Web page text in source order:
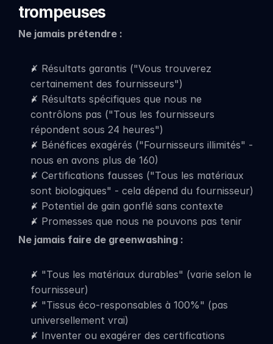
trompeuses
Ne jamais prétendre :
✗ Résultats garantis ("Vous trouverez
certainement des fournisseurs")
✗ Résultats spécifiques que nous ne
contrôlons pas ("Tous les fournisseurs
répondent sous 24 heures")
✗ Bénéfices exagérés ("Fournisseurs illimités" -
nous en avons plus de 160)
✗ Certifications fausses ("Tous les matériaux
sont biologiques" - cela dépend du fournisseur)
✗ Potentiel de gain gonflé sans contexte
✗ Promesses que nous ne pouvons pas tenir
Ne jamais faire de greenwashing :
✗ "Tous les matériaux durables" (varie selon le
fournisseur)
✗ "Tissus éco-responsables à 100%" (pas
universellement vrai)
✗ Inventer ou exagérer des certifications